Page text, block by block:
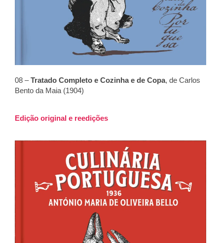
08 –Tratado Completo e Cozinha e de Copa, de Carlos
Bento da Maia (1904)
Edição original e reedições